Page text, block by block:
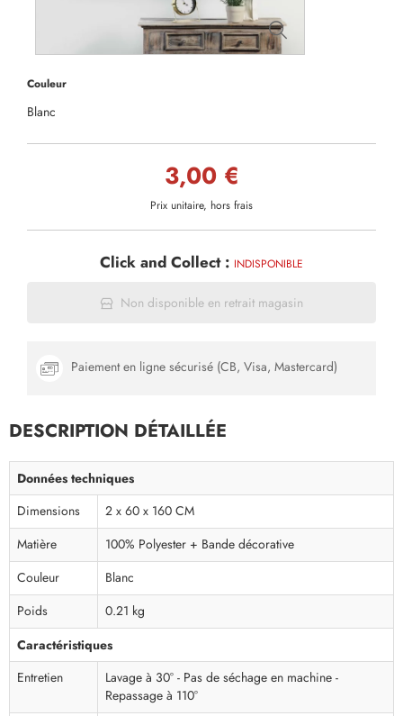
Couleur
Blanc
3,00 €
Prix unitaire, hors frais
Click and Collect : INDISPONIBLE
Non disponible en retrait magasin
Paiement en ligne sécurisé (CB, Visa, Mastercard)
DESCRIPTION DÉTAILLÉE
Données techniques
Dimensions
2 x 60 x 160 CM
Matière
100% Polyester + Bande décorative
Couleur
Blanc
Poids
0.21 kg
Caractéristiques
Entretien
Lavage à 30° - Pas de séchage en machine -
Repassage à 110°